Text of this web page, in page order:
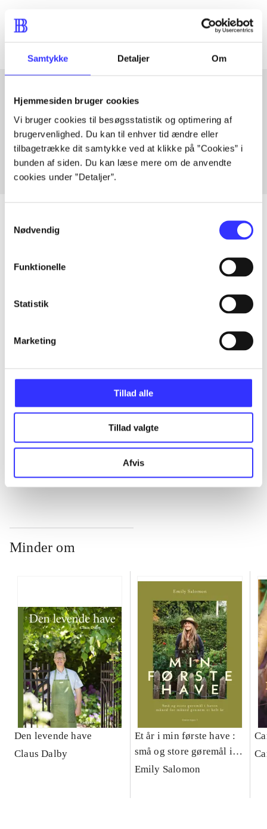
Samtykke Detaljer Om
Hjemmesiden bruger cookies
Vi bruger cookies til besøgsstatistik og optimering af
brugervenlighed. Du kan til enhver tid ændre eller
tilbagetrække dit samtykke ved at klikke på ”Cookies” i
bunden af siden. Du kan læse mere om de anvendte
cookies under ”Detaljer”.
Nødvendig
Funktionelle
Statistik
Marketing
Tillad alle
Tillad valgte
Afvis
Artikler med samme emner
Fra
Alle registrerede artikler fordelt på udgivelser
...
...
...
Minder om
Den levende have
Claus Dalby
Et år i min første have :
små og store gøremål i
haven måned for måned
Emily Salomon